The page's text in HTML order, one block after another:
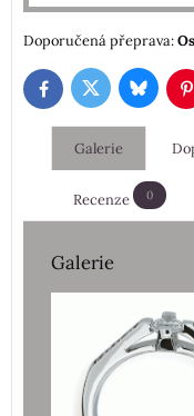
FacebookTwitterBluesky
Galerie
Recenze 0
Galerie